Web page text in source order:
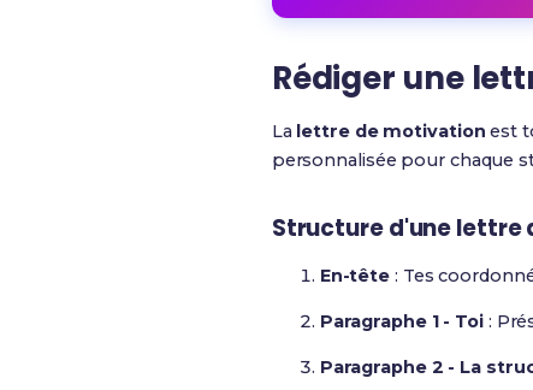
Rédiger une
La lettre de motivation est
personnalisée pour chaque
Structure d'une
En-tête : Tes
Paragraphe 1 - Toi:
Paragraphe 2 - La